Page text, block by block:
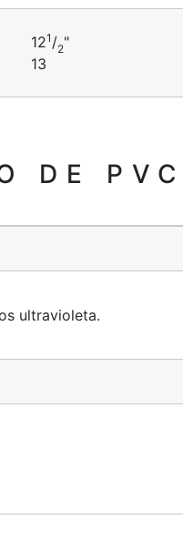
121 /2"
13
DE PVC
ultravioleta.